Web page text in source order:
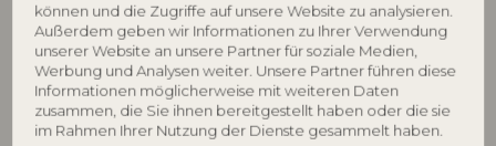
können und die Zugriffe auf unsere Website zu analysieren.
Außerdem geben wir Informationen zu Ihrer Verwendung
unserer Website an unsere Partner für soziale Medien,
Werbung und Analysen weiter. Unsere Partner führen diese
Informationen möglicherweise mit weiteren Daten
zusammen, die Sie ihnen bereitgestellt haben oder die sie
im Rahmen Ihrer Nutzung der Dienste gesammelt haben.
BESTSELLER BESTSELLER